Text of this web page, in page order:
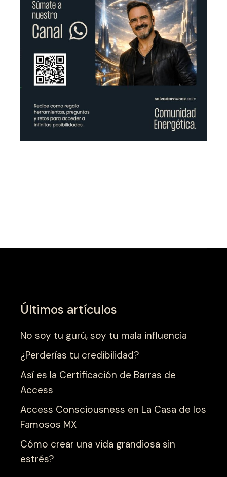
Últimos artículos
No soy tu gurú, soy tu mala influencia
¿Perderías tu credibilidad?
Así es la Certificación de Barras de
Access
Access Consciousness en La Casa de los
Famosos MX
Cómo crear una vida grandiosa sin
estrés?